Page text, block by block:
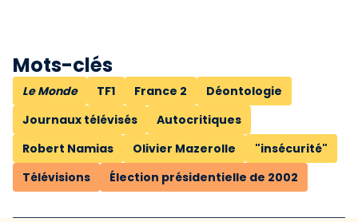
Mots-clés
Le Monde TF1 France 2
Déontologie
Journaux télévisés
Autocritiques
Robert Namias
Olivier Mazerolle
"insécurité"
Télévisions
Élection présidentielle de 2002